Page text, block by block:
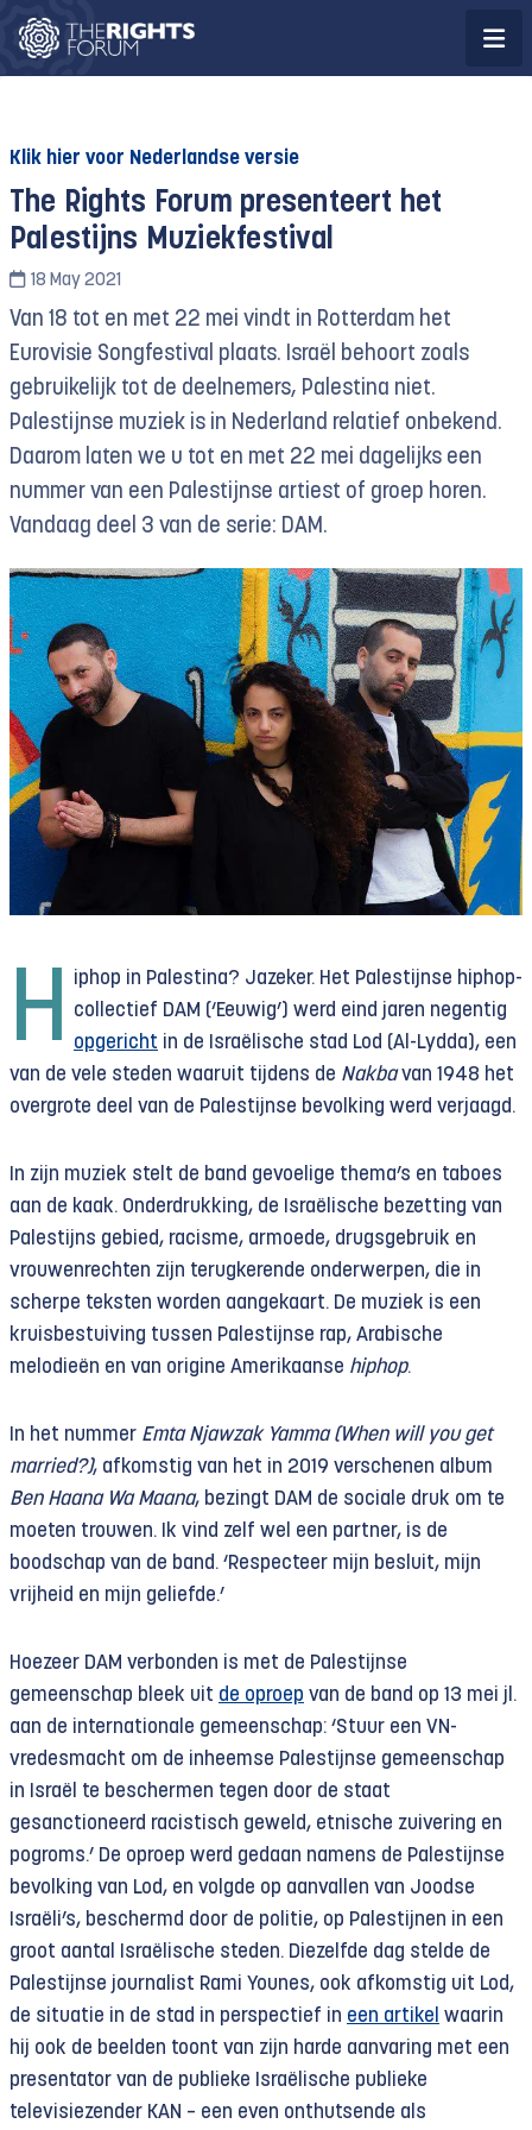
Klik hier voor Nederlandse versie
The Rights Forum presenteert het
Palestijns Muziekfestival
18 May 2021
Van 18 tot en met 22 mei vindt in Rotterdam het
Eurovisie Songfestival plaats. Israël behoort zoals
gebruikelijk tot de deelnemers, Palestina niet.
Palestijnse muziek is in Nederland relatief onbekend.
Daarom laten we u tot en met 22 mei dagelijks een
nummer van een Palestijnse artiest of groep horen.
Vandaag deel 3 van de serie: DAM.
H
iphop in Palestina? Jazeker. Het Palestijnse hiphop-
collectief DAM (‘Eeuwig’) werd eind jaren negentig
opgericht in de Israëlische stad Lod (Al-Lydda), een
van de vele steden waaruit tijdens de Nakbavan 1948 het
overgrote deel van de Palestijnse bevolking werd verjaagd.
In zijn muziek stelt de band gevoelige thema’s en taboes
aan de kaak. Onderdrukking, de Israëlische bezetting van
Palestijns gebied, racisme, armoede, drugsgebruik en
vrouwenrechten zijn terugkerende onderwerpen, die in
scherpe teksten worden aangekaart. De muziek is een
kruisbestuiving tussen Palestijnse rap, Arabische
melodieën en van origine Amerikaanse hiphop.
In het nummer Emta Njawzak Yamma (When will you get
married?), afkomstig van het in 2019 verschenen album
Ben Haana Wa Maana, bezingt DAM de sociale druk om te
moeten trouwen. Ik vind zelf wel een partner, is de
boodschap van de band. ‘Respecteer mijn besluit, mijn
vrijheid en mijn geliefde.’
Hoezeer DAM verbonden is met de Palestijnse
gemeenschap bleek uit de oproep van de band op 13 mei jl.
aan de internationale gemeenschap: ‘Stuur een VN-
vredesmacht om de inheemse Palestijnse gemeenschap
in Israël te beschermen tegen door de staat
gesanctioneerd racistisch geweld, etnische zuivering en
pogroms.’ De oproep werd gedaan namens de Palestijnse
bevolking van Lod, en volgde op aanvallen van Joodse
Israëli’s, beschermd door de politie, op Palestijnen in een
groot aantal Israëlische steden. Diezelfde dag stelde de
Palestijnse journalist Rami Younes, ook afkomstig uit Lod,
de situatie in de stad in perspectief in een artikel waarin
hij ook de beelden toont van zijn harde aanvaring met een
presentator van de publieke Israëlische publieke
televisiezender KAN – een even onthutsende als